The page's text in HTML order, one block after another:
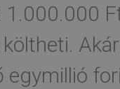
egymillió